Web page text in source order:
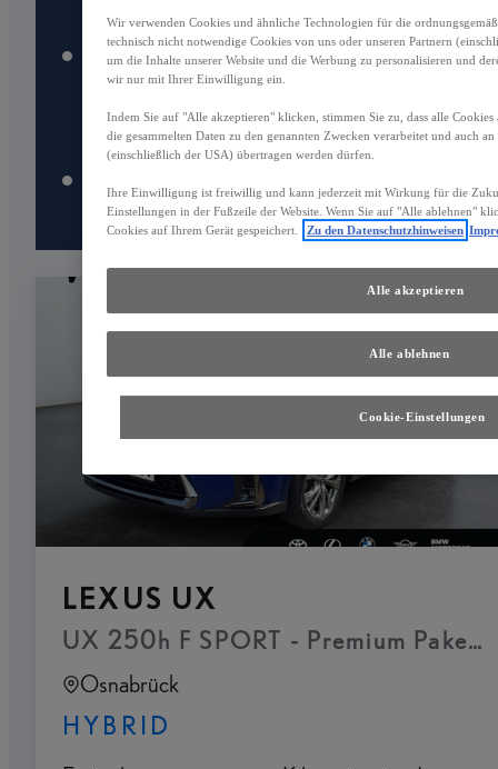
Inzahlungnahme aller
Marken²
10 Tage Umtauschrecht³
LEXUS UX
UX 250h F SPORT - Premium Paket
Osnabrück
HYBRID
Wir verwenden Cookies und ähnliche Technologien für die
technisch nicht notwendige Cookies von uns oder unseren Partnern
um die Inhalte unserer Website und die Werbung zu personalisieren und
wir nur mit Ihrer Einwilligung ein.
Indem Sie auf "Alle akzeptieren" klicken, stimmen Sie zu, dass alle
die gesammelten Daten zu den genannten Zwecken verarbeitet und auch
(einschließlich der USA) übertragen werden dürfen.
Ihre Einwilligung ist freiwillig und kann jederzeit mit Wirkung für die
Einstellungen in der Fußzeile der Website. Wenn Sie auf "Alle ablehnen"
Cookies auf Ihrem Gerät gespeichert.
Zu den Datenschutzhinweisen
Cookie-Einstellungen
Alle ablehnen
Alle akzeptieren